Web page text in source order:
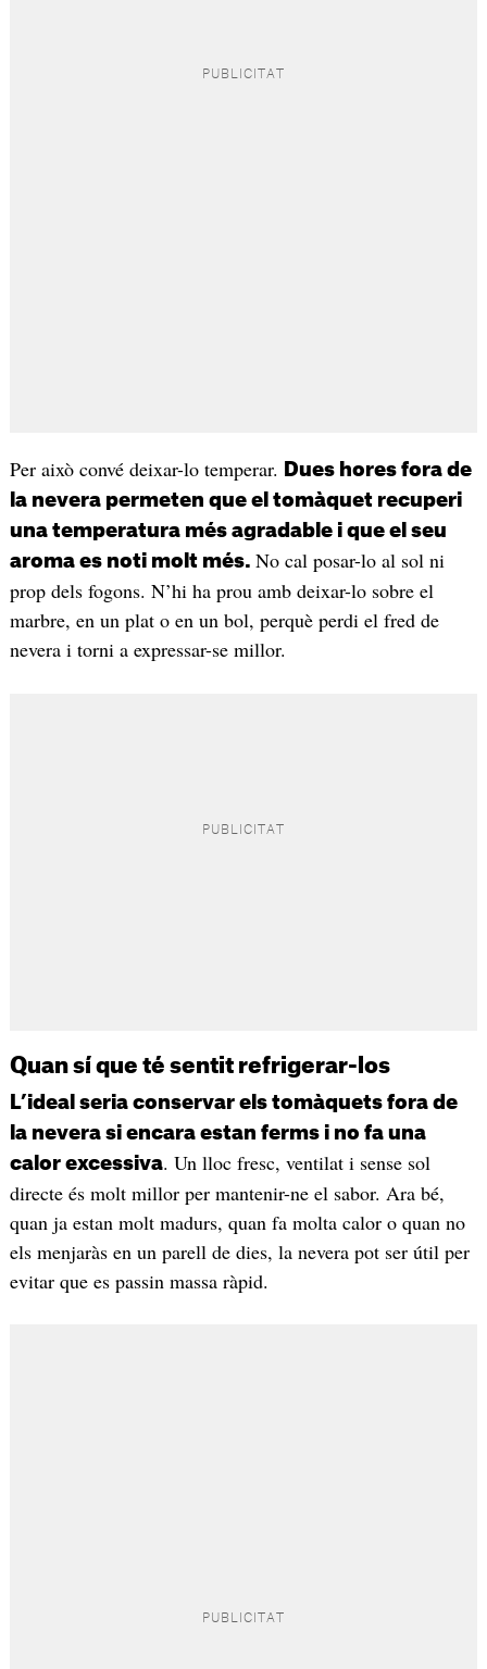
Per això convé deixar-lo temperar.
Dues hores fora de
la nevera permeten que el tomàquet recuperi
una temperatura més agradable i que el seu
aroma es noti molt més. No cal posar-lo al sol ni
prop dels fogons. N’hi ha prou amb deixar-lo sobre el
marbre, en un plat o en un bol, perquè perdi el fred de
nevera i torni a expressar-se millor.
Quan sí que té sentit refrigerar-los
L’ideal seria conservar els tomàquets fora de
la nevera si encara estan ferms i no fa una
calor excessiva. Un lloc fresc, ventilat i sense sol
directe és molt millor per mantenir-ne el sabor. Ara bé,
quan ja estan molt madurs, quan fa molta calor o quan no
els menjaràs en un parell de dies, la nevera pot ser útil per
evitar que es passin massa ràpid.